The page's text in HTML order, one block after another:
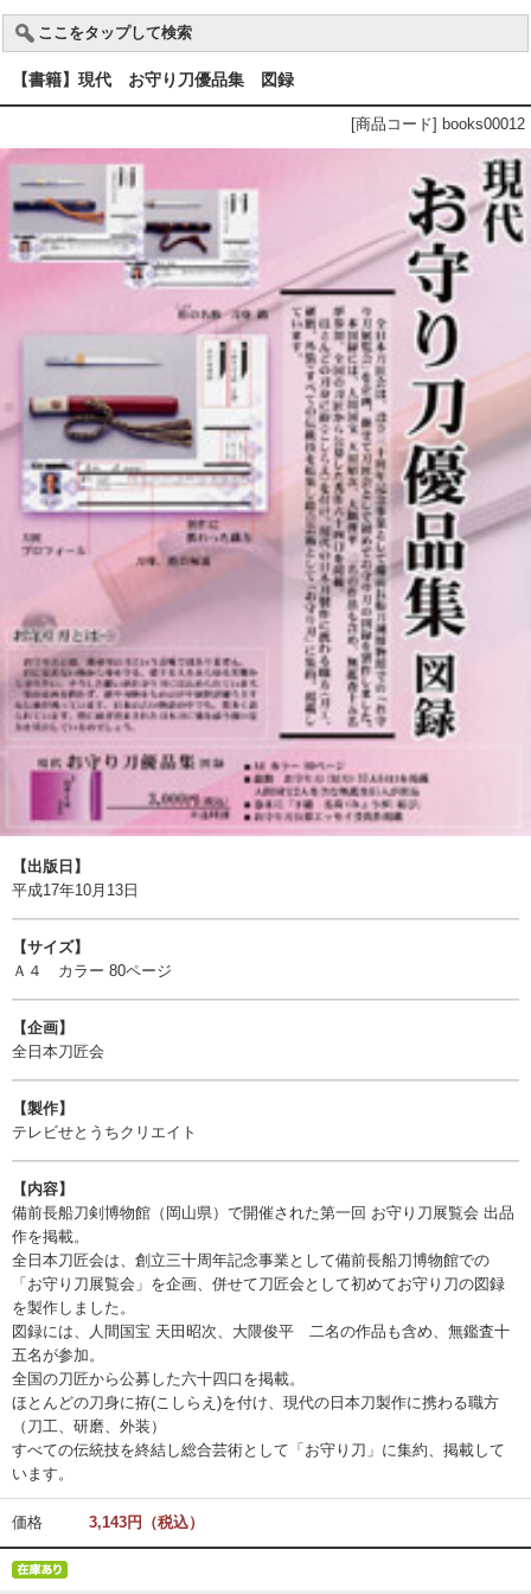
ここをタップして検索
【書籍】現代 お守り刀優品集 図録
[商品コード] books00012
【出版日】
平成17年10月13日
【サイズ】
Ａ４ カラー 80ページ
【企画】
全日本刀匠会
【製作】
テレビせとうちクリエイト
【内容】
備前長船刀剣博物館（岡山県）で開催された第一回 お守り刀展覧会 出品
作を掲載。
全日本刀匠会は、創立三十周年記念事業として備前長船刀博物館での
「お守り刀展覧会」を企画、併せて刀匠会として初めてお守り刀の図録
を製作しました。
図録には、人間国宝 天田昭次、大隈俊平 二名の作品も含め、無鑑査十
五名が参加。
全国の刀匠から公募した六十四口を掲載。
ほとんどの刀身に拵(こしらえ)を付け、現代の日本刀製作に携わる職方
（刀工、研磨、外装）
すべての伝統技を終結し総合芸術として「お守り刀」に集約、掲載して
います。
価格 3,143円（税込）